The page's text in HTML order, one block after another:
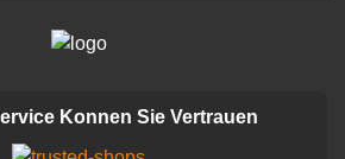
Konnen Sie Vertrauen